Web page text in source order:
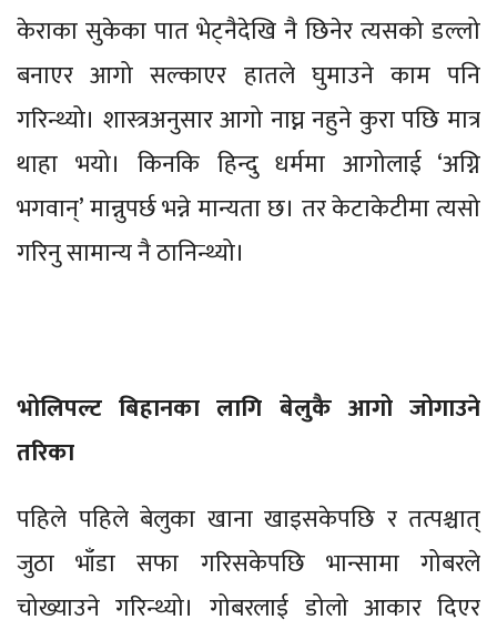
केराका सुकेका पात भेट्नैदेखि नै छिनेर त्यसको डल्लो
बनाएर आगो सल्काएर हातले घुमाउने काम पनि
गरिन्थ्यो। शास्त्रअनुसार आगो नाघ्न नहुने कुरा पछि मात्र
थाहा भयो। किनकि हिन्दु धर्ममा आगोलाई ‘अग्नि
भगवान्’ मान्नुपर्छ भन्ने मान्यता छ। तर केटाकेटीमा त्यसो
गरिनु सामान्य नै ठानिन्थ्यो।
भोलिपल्ट बिहानका लागि बेलुकै आगो जोगाउने
तरिका
पहिले पहिले बेलुका खाना खाइसकेपछि र तत्पश्चात्
जुठा भाँडा सफा गरिसकेपछि भान्सामा गोबरले
चोख्याउने गरिन्थ्यो। गोबरलाई डोलो आकार दिएर